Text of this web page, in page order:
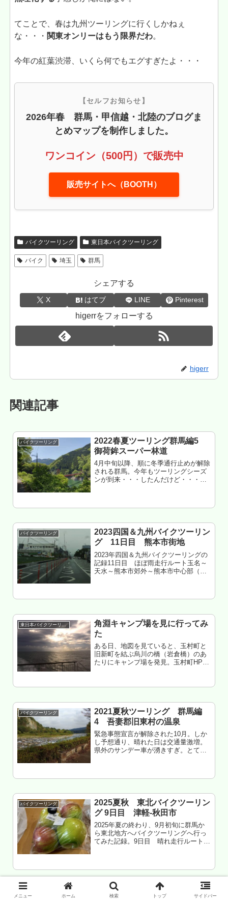
てことで、春は九州ツーリングに行くしかねぇ
な・・・ 関東オンリーはもう限界だわ。
今年の紅葉渋滞、いくら何でもエグすぎたよ・・・
【セルフお知らせ】
2026年春 群馬・甲信越・北陸のブログま
とめマップを制作しました。
ワンコイン（500円）で販売中
販売サイトへ（BOOTH）
バイクツーリング 東日本バイクツーリング
バイク 埼玉 群馬
シェアする
X はてブ LINE Pinterest
higerrをフォローする
higerr
関連記事
バイクツーリング
2022春夏ツーリング群馬編5
御荷鉾スーパー林道
4月中旬以降、順に冬季通行止めが解除
される群馬。今年もツーリングシーズ
ンが到来・・・したんだけど・・・晴
バイクツーリング
2023四国＆九州バイクツーリン
グ 11日目 熊本市街地
2023年四国＆九州バイクツーリングの
記録11日目 ほぼ雨走行ルート玉名～
天水～熊本市郊外～熊本市中心部（ク
東日本バイクツーリング
角淵キャンプ場を見に行ってみ
た
ある日、地図を見ていると、玉村町と
旧新町を結ぶ烏川の橋（岩倉橋）のあ
たりにキャンプ場を発見。玉村町HPに
ーション 設備は・・・ まとめ
バイクツーリング
2021夏秋ツーリング 群馬編
4 吾妻郡旧東村の温泉
緊急事態宣言が解除された10月。しか
し予想通り、晴れた日は交通量激増。
県外のサンデー車が湧きすぎ。とてつ
バイクツーリング
2025夏秋 東北バイクツーリン
グ 9日目 津軽-秋田市
2025年夏の終わり、9月初旬に群馬か
ら東北地方へバイクツーリングへ行っ
てみた記録。9日目 晴れ走行ルート五
～上小阿仁～五城目～井川～潟上...
バイクツーリング
2018四国＆九州バイクツーリン
メニュー ホーム 検索 トップ サイドバー